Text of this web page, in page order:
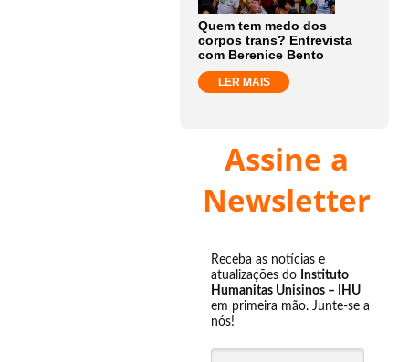
Quem tem medo dos
corpos trans? Entrevista
com Berenice Bento
LER MAIS
Assine a
Newsletter
Receba as notícias e
atualizações do Instituto
Humanitas Unisinos – IHU
em primeira mão. Junte-se a
nós!